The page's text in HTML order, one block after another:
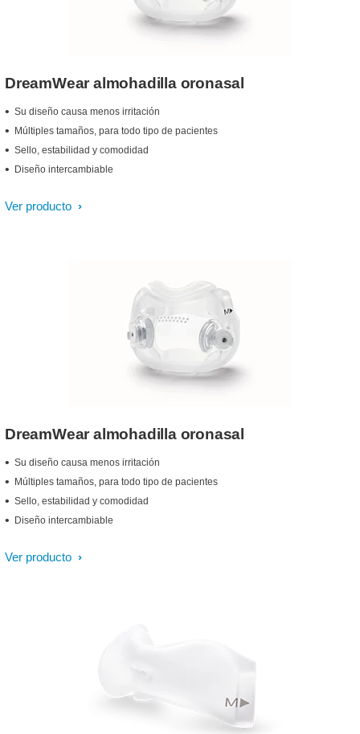
DreamWear almohadilla oronasal
Su diseño causa menos irritación
Múltiples tamaños, para todo tipo de pacientes
Sello, estabilidad y comodidad
Diseño intercambiable
Ver producto
DreamWear almohadilla oronasal
Su diseño causa menos irritación
Múltiples tamaños, para todo tipo de pacientes
Sello, estabilidad y comodidad
Diseño intercambiable
Ver producto